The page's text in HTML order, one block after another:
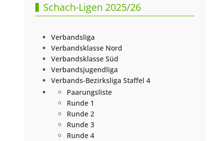
Schach-Ligen 2025/26
Verbandsliga
Verbandsklasse Nord
Verbandsklasse Süd
Verbandsjugendliga
Verbands-Bezirksliga Staffel 4
Paarungsliste
Runde 1
Runde 2
Runde 3
Runde 4